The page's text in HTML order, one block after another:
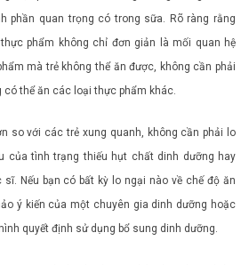
phần quan trọng có trong sữa. Rõ ràng rằng
phẩm không chỉ đơn giản là mối quan hệ
mà trẻ không thể ăn được, không cần phải
có thể ăn các loại thực phẩm khác.
so với các trẻ xung quanh, không cần phải lo
của tình trạng thiếu hụt chất dinh dưỡng hay
Nếu bạn có bất kỳ lo ngại nào về chế độ ăn
ý kiến của một chuyên gia dinh dưỡng hoặc
quyết định sử dụng bổ sung dinh dưỡng.